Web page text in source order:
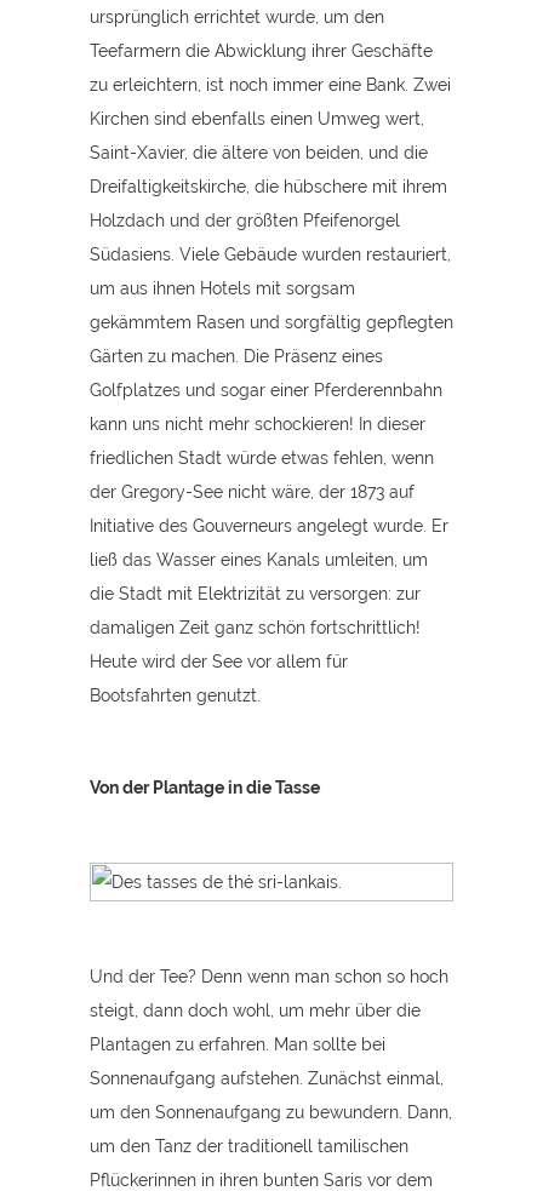
ursprünglich errichtet wurde, um den
Teefarmern die Abwicklung ihrer Geschäfte
zu erleichtern, ist noch immer eine Bank. Zwei
Kirchen sind ebenfalls einen Umweg wert,
Saint-Xavier, die ältere von beiden, und die
Dreifaltigkeitskirche, die hübschere mit ihrem
Holzdach und der größten Pfeifenorgel
Südasiens. Viele Gebäude wurden restauriert,
um aus ihnen Hotels mit sorgsam
gekämmtem Rasen und sorgfältig gepflegten
Gärten zu machen. Die Präsenz eines
Golfplatzes und sogar einer Pferderennbahn
kann uns nicht mehr schockieren! In dieser
friedlichen Stadt würde etwas fehlen, wenn
der Gregory-See nicht wäre, der 1873 auf
Initiative des Gouverneurs angelegt wurde. Er
ließ das Wasser eines Kanals umleiten, um
die Stadt mit Elektrizität zu versorgen: zur
damaligen Zeit ganz schön fortschrittlich!
Heute wird der See vor allem für
Bootsfahrten genutzt.
Von der Plantage in die Tasse
Und der Tee? Denn wenn man schon so hoch
steigt, dann doch wohl, um mehr über die
Plantagen zu erfahren. Man sollte bei
Sonnenaufgang aufstehen. Zunächst einmal,
um den Sonnenaufgang zu bewundern. Dann,
um den Tanz der traditionell tamilischen
Pflückerinnen in ihren bunten Saris vor dem